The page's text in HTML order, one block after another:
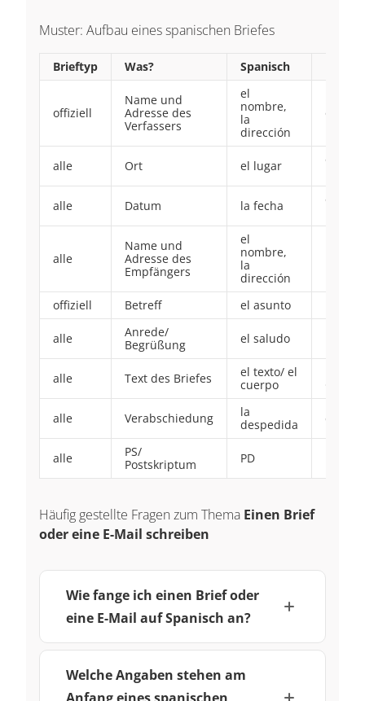
Muster: Aufbau eines spanischen Briefes
Brieftyp Was? Spanisch
offiziell
Name und
Adresse des
Verfassers
el
nombre,
la
dirección
obere
alle Ort el lugar
obere
alle Datum la fecha
obere
alle
Name und
Adresse des
Empfängers
el
nombre,
la
dirección
offiziell Betreff el asunto
alle
Anrede/
Begrüßung
el saludo
alle Text des Briefes
el texto/ el
cuerpo
alle Verabschiedung
la
despedida
alle
PS/
Postskriptum
PD
Häufig gestellte Fragen zum Thema Einen Brief
oder eine E-Mail schreiben
Wie fange ich einen Brief oder
eine E-Mail auf Spanisch an?
Welche Angaben stehen am